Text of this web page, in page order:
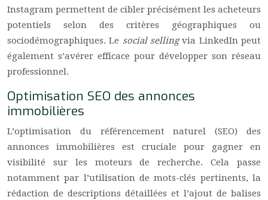
Instagram permettent de cibler précisément les acheteurs
potentiels selon des critères géographiques ou
sociodémographiques. Le social sellingvia LinkedIn peut
également s’avérer efficace pour développer son réseau
professionnel.
Optimisation SEO des annonces
immobilières
L’optimisation du référencement naturel (SEO) des
annonces immobilières est cruciale pour gagner en
visibilité sur les moteurs de recherche. Cela passe
notamment par l’utilisation de mots-clés pertinents, la
rédaction de descriptions détaillées et l’ajout de balises